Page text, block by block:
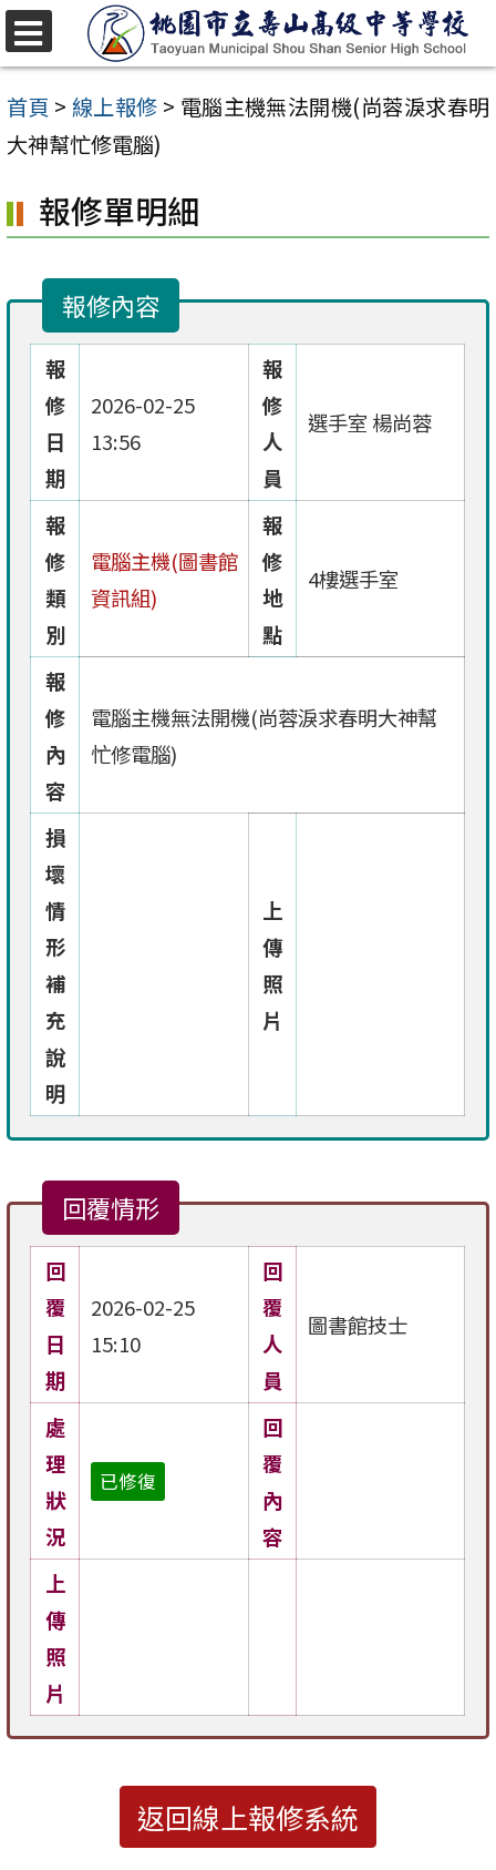
跳
至
主
要
容
區
首頁 > 線上報修 > 電腦主機無法開機(尚蓉淚求春明
大神幫忙修電腦)
報修單明細
報修內容
報
修
日
期
2026-02-25
13:56
報
修
人
員
選手室 楊尚蓉
報
修
類
別
電腦主機(圖書館
資訊組)
報
修
地
點
4樓選手室
報
修
內
容
電腦主機無法開機(尚蓉淚求春明大神幫
忙修電腦)
損
壞
情
形
補
充
說
明
上
傳
照
片
回覆情形
回
覆
日
期
2026-02-25
15:10
回
覆
人
員
圖書館技士
處
理
狀
況
已修復
回
覆
內
容
上
傳
照
片
返回線上報修系統
選
單